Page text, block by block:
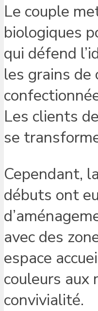
Le couple
biologiques
qui défend
les grains de
Les clients
se
Cependant,
débuts ont
avec des
espace
couleurs aux
convivialité.